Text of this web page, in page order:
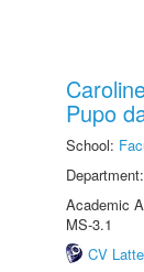
Pupo
School:
Department:
Academic
MS-3.1
CV